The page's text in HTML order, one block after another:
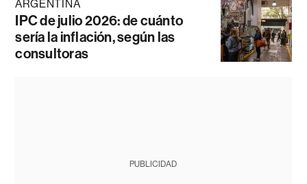
ARGENTINA
IPC de julio 2026: de cuánto
sería la inflación, según las
consultoras
PUBLICIDAD